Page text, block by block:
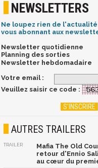
NEWSLETTERS
Ne loupez rien de
vous abonnant aux
Newsletter quotidienne
Planning des sorties
Newsletter hebdomadaire
Votre email :
Veuillez saisir ce code :
AUTRES TRAILERS
TRAILER
Mafia The Old
retour d'Ennio
au cœur du